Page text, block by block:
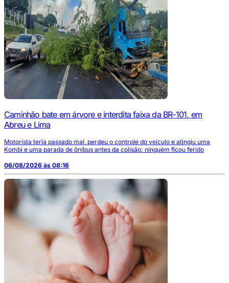
Caminhão bate em árvore e interdita faixa da BR-101, em
Abreu e Lima
Motorista teria passado mal, perdeu o controle do veículo e atingiu uma
Kombi e uma parada de ônibus antes da colisão; ninguém ficou ferido
06/08/2026 às 08:16